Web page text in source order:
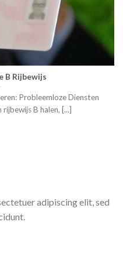
B Rijbewijs
Probleemloze Diensten
rijbewijs B halen, [...]
adipiscing elit, sed